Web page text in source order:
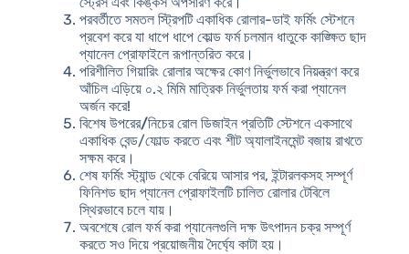
পরবর্তীতে সমতল স্ট্রিপটি একাধিক রোলার-ডাই ফর্মিং স্টেশনে
প্রবেশ করে যা ধাপে ধাপে কোল্ড ফর্মচলমান ধাতুকে কাঙ্ক্ষিত ছাদ
প্যানেল প্রোফাইলে রূপান্তরিত করে।
পরিশীলিত গিয়ারিং রোলার অক্ষের কোণ নির্ভুলভাবে নিয়ন্ত্রণ করে
আঁচিল এড়িয়ে ০.২ মিমি মাত্রিক নির্ভুলতায় ফর্ম করা প্যানেল
অর্জন করে!
বিশেষ উপরের/নিচের রোল ডিজাইনপ্রতিটি স্টেশনে একসাথে
একাধিক বেন্ড/ফোল্ড করতে এবং শীট অ্যালাইনমেন্ট বজায় রাখতে
সক্ষম করে।
শেষ ফর্মিং স্ট্যান্ড থেকে বেরিয়ে আসার পর, ইন্টারলকসহ সম্পূর্ণ
ফিনিশড ছাদ প্যানেল প্রোফাইলটি চালিত রোলার টেবিলে
স্থিরভাবে চলে যায়।
অবশেষে রোল ফর্ম করা প্যানেলগুলি দক্ষ উৎপাদন চক্র সম্পূর্ণ
করতে সও দিয়ে প্রয়োজনীয় দৈর্ঘ্যে কাটা হয়।